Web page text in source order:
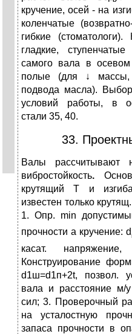
кручение, осей - на
коленчатые
гибкие
гладкие,
самого вала в
полые (для ↓ массы,
подвода масла).
условий работы, в
стали 35, 40.
33.
Валы рассчитывают
вибростойкость.
крутящий Т и
известен только
1. Опр. min
прочности а кручение: d
касат.
Конструирование
d1ш=d1п+2t, позвол.
вала и расстояние м/
сил; 3. Проверочный
на усталостную
запаса прочности в